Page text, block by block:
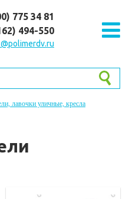
775 34 81
494-550
лавочки уличные, кресла